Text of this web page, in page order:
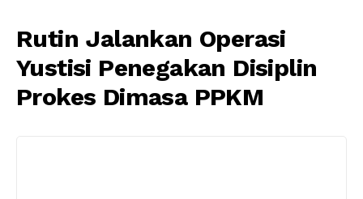
Rutin Jalankan Operasi
Yustisi Penegakan Disiplin
Prokes Dimasa PPKM